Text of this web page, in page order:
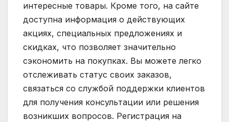
интересные товары. Кроме того, на сайте
доступна информация о действующих
акциях, специальных предложениях и
скидках, что позволяет значительно
сэкономить на покупках. Вы можете легко
отслеживать статус своих заказов,
связаться со службой поддержки клиентов
для получения консультации или решения
возникших вопросов. Регистрация на